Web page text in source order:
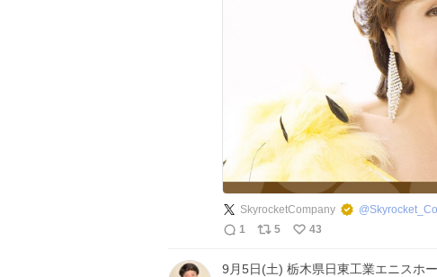
SkyrocketCompany @Skyrocket_Co
1
5 43
9月5日(土) 栃木県日東工業エニスホ